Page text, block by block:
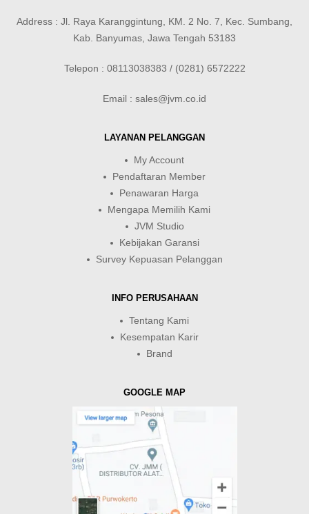
Address : Jl. Raya Karanggintung, KM. 2 No. 7, Kec. Sumbang,
Kab. Banyumas, Jawa Tengah 53183
Telepon : 08113038383 / (0281) 6572222
Email : sales@jvm.co.id
LAYANAN PELANGGAN
My Account
Pendaftaran Member
Penawaran Harga
Mengapa Memilih Kami
JVM Studio
Kebijakan Garansi
Survey Kepuasan Pelanggan
INFO PERUSAHAAN
Tentang Kami
Kesempatan Karir
Brand
GOOGLE MAP